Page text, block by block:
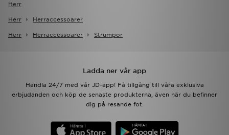
Herr
Herr Herraccessoarer
Herr Herraccessoarer Strumpor
Ladda ner vår app
Handla 24/7 med vår JD-app! Få tillgång till våra exklusiva
erbjudanden och köp de senaste produkterna, även när du befinner
dig på resande fot.